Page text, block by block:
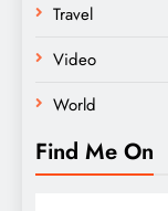
Travel
Video
World
Find Me On